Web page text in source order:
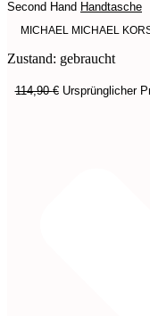
Second Hand Handtasche
MICHAEL MICHAEL
Zustand: gebraucht
114,90€ Ursprünglicher